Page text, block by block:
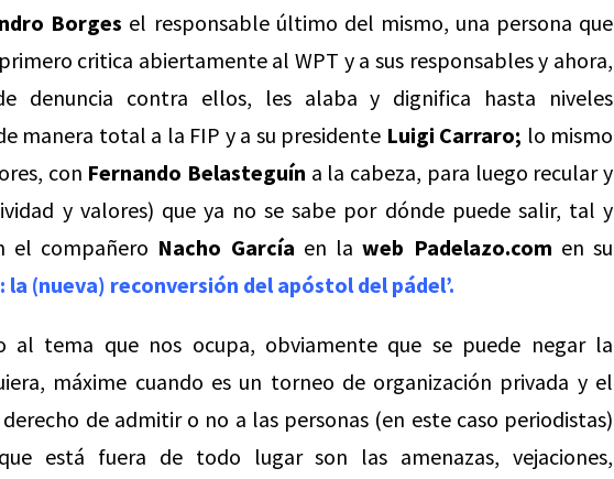
Borges el responsable último del mismo, una persona que
critica abiertamente al WPT y a sus responsables y ahora,
denuncia contra ellos, les alaba y dignifica hasta niveles
manera total a la FIP y a su presidente Luigi Carraro; lo mismo
con Fernando Belasteguín a la cabeza, para luego recular y
y valores) que ya no se sabe por dónde puede salir, tal y
el compañero Nacho García en laweb Padelazo.com en su
la (nueva) reconversión del apóstol del pádel’.
al tema que nos ocupa, obviamente que se puede negar la
máxime cuando es un torneo de organización privada y el
de admitir o no a las personas (en este caso periodistas)
está fuera de todo lugar son las amenazas, vejaciones,